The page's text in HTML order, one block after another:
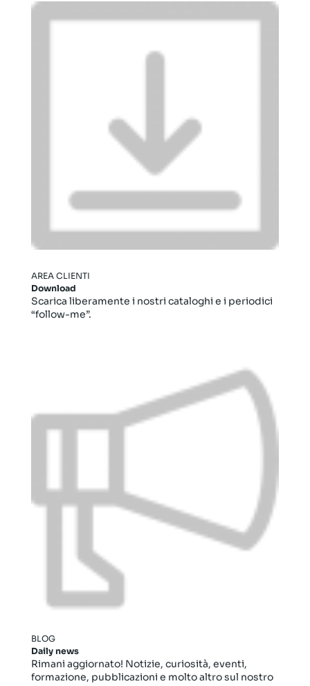
AREA CLIENTI
Download
Scarica liberamente i nostri cataloghi e i periodici
“follow-me”.
BLOG
Daily news
Rimani aggiornato! Notizie, curiosità, eventi,
formazione, pubblicazioni e molto altro sul nostro